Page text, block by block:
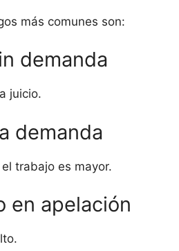
más comunes son:
demanda
juicio.
demanda
trabajo es mayor.
en apelación